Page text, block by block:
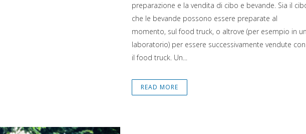
preparazione e la vendita di cibo e bevande. Sia il
che le bevande possono essere preparate al
momento, sul food truck, o altrove (per esempio in un
laboratorio) per essere successivamente vendute con
il food truck. Un...
READ MORE